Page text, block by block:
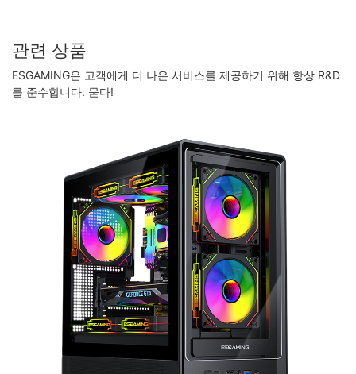
관련 상품
ESGAMING은 고객에게 더 나은 서비스를 제공하기 위해 항상 R&D
를 준수합니다. 묻다!